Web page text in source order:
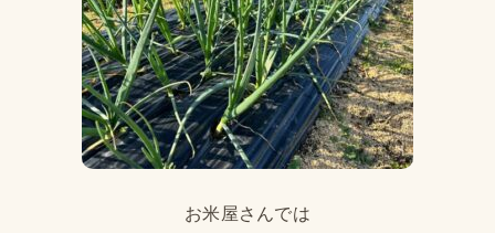
お米屋さんでは